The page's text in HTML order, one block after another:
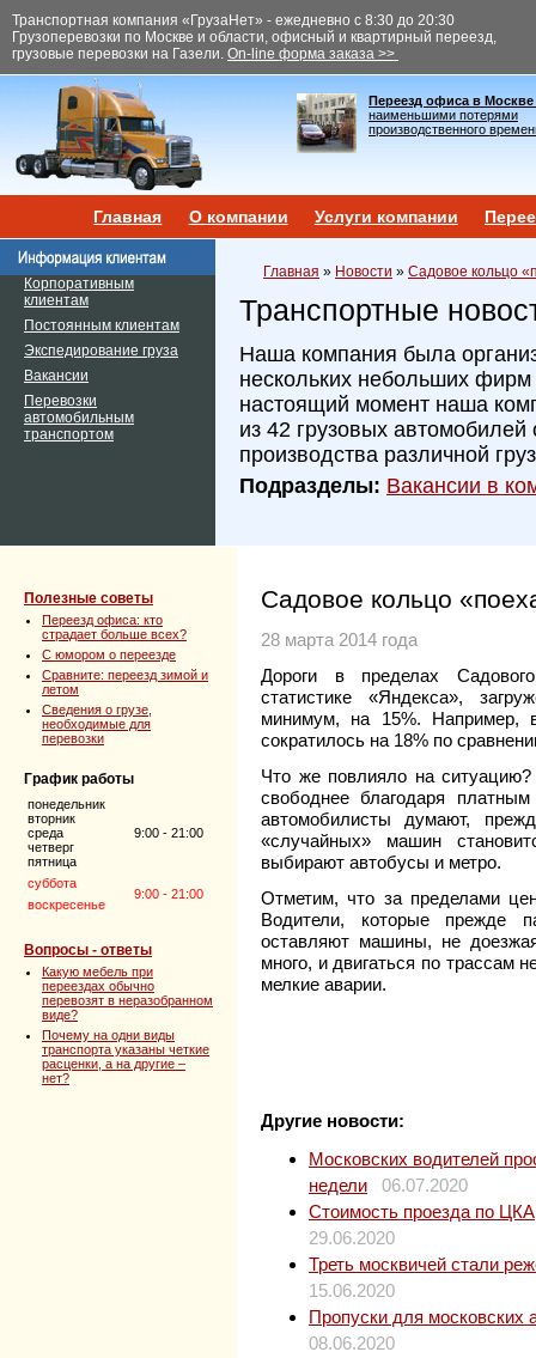
Транспортная компания «ГрузаНет» - ежедневно с 8:30 до 20:30
Грузоперевозки по Москве и области, офисный и квартирный переезд,
грузовые перевозки на Газели. On-line форма заказа >>
Переезд офиса в Москве
наименьшими потерями
производственного
Главная О компании Услуги компании
Корпоративным
клиентам
Постоянным клиентам
Экспедирование груза
Вакансии
Перевозки
автомобильным
транспортом
Главная » Новости » Садовое кольцо
Транспортные
Наша компания была
нескольких небольших фирм
настоящий момент наша
из 42 грузовых автомобилей
производства различной
Подразделы: Вакансии в
Полезные советы
Переезд офиса: кто
страдает больше всех?
C юмором о переезде
Сравните: переезд зимой и
летом
Сведения о грузе,
необходимые для
перевозки
График работы
понедельник
вторник
среда
четверг
пятница
9:00 - 21:00
суббота
9:00 - 21:00
воскресенье
Вопросы - ответы
Какую мебель при
переездах обычно
перевозят в неразобранном
виде?
Почему на одни виды
транспорта указаны четкие
расценки, а на другие –
нет?
Садовое кольцо
28 марта 2014 года
Дороги в пределах
статистике «Яндекса»,
минимум, на 15%. Например,
сократилось на 18% по
Что же повлияло на
свободнее благодаря
автомобилисты думают,
«случайных» машин
выбирают автобусы и метро.
Отметим, что за пределами
Водители, которые прежде
оставляют машины, не
много, и двигаться по трассам
мелкие аварии.
Другие новости:
Московских водителей
недели
06.07.2020
Стоимость проезда по
29.06.2020
Треть москвичей стали
15.06.2020
Пропуски для московских
08.06.2020